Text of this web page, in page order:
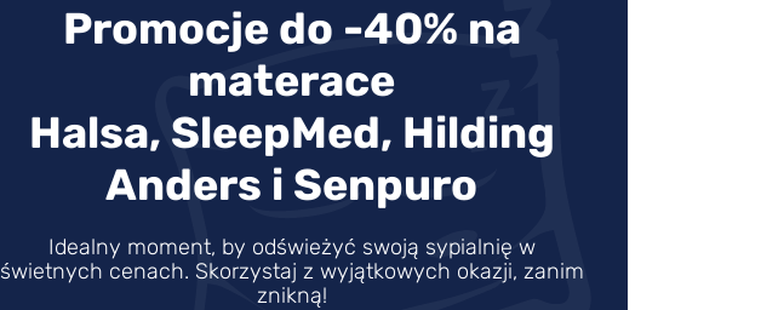
Promocje do -40% na
materace
Halsa, SleepMed, Hilding
Anders i Senpuro
Idealny moment, by odświeżyć swoją sypialnię w
świetnych cenach. Skorzystaj z wyjątkowych okazji, zanim
znikną!